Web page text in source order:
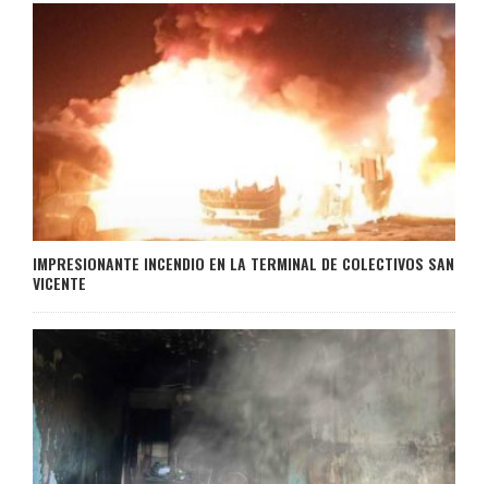
IMPRESIONANTE INCENDIO EN LA TERMINAL DE COLECTIVOS SAN
VICENTE